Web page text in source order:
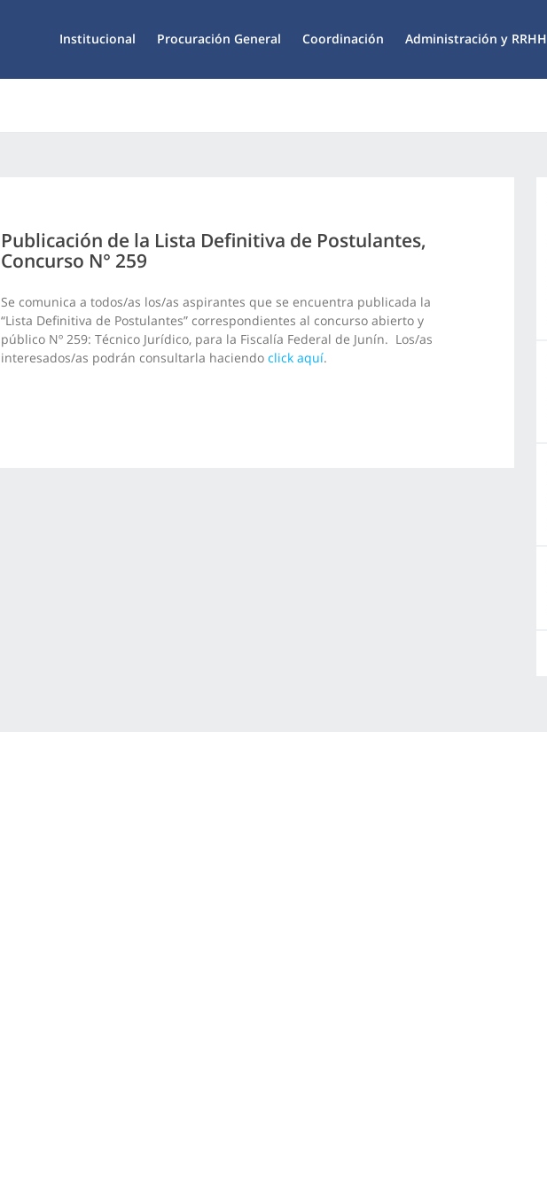
Institucional Procuración General Coordinación Administración y RRHH
Publicación de la Lista Definitiva de Postulantes,
Concurso N° 259
Se comunica a todos/as los/as aspirantes que se encuentra publicada la
“Lista Definitiva de Postulantes” correspondientes al concurso abierto y
público Nº 259: Técnico Jurídico, para la Fiscalía Federal de Junín. Los/as
interesados/as podrán consultarla haciendo click aquí.